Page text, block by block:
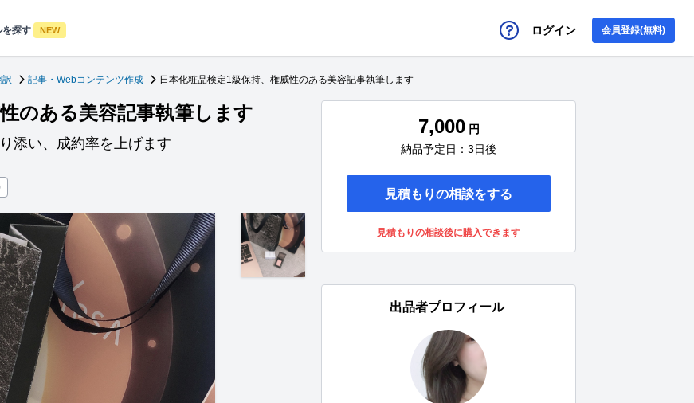
を探す NEW ログイン 会員登録(無料)
訳 記事・Webコンテンツ作成 日本化粧品検定1級保持、権威性のある美容記事執筆します
のある美容記事執筆します
添い、成約率を上げます
7,000 円
納品予定日：3日後
見積もりの相談をする
見積もりの相談後に購入できます
出品者プロフィール